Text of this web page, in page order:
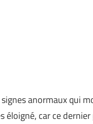
anormaux qui
éloigné, car ce